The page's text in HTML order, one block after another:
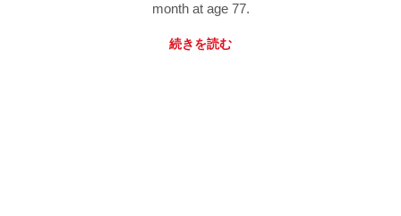
month at age 77.
続きを読む